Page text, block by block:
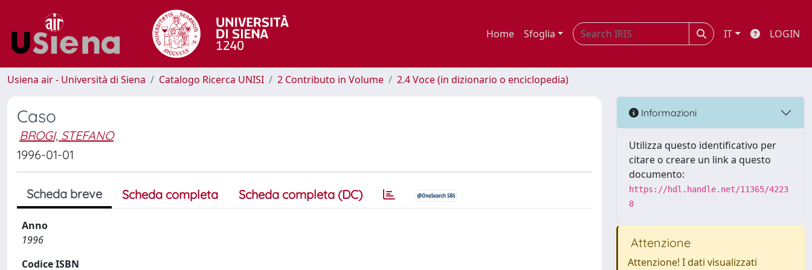
Home Sfoglia IT LOGIN
Usiena air - Università di Siena Catalogo Ricerca UNISI 2 Contributo in Volume 2.4 Voce (in dizionario o enciclopedia)
Caso
BROGI, STEFANO
1996-01-01
Scheda breve Scheda completa Scheda completa (DC)
Anno
1996
Codice ISBN
Informazioni
Utilizza questo identificativo per
citare o creare un link a questo
documento:
https://hdl.handle.net/11365/4223
8
Attenzione
Attenzione! I dati visualizzati